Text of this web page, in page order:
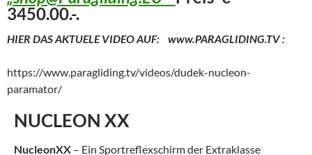
3450.00.-.
HIER DAS AKTUELE VIDEO AUF: www.PARAGLIDING.TV :
https://www.paragliding.tv/videos/dudek-nucleon-
paramator/
NUCLEON XX
NucleonXX – Ein Sportreflexschirm der Extraklasse